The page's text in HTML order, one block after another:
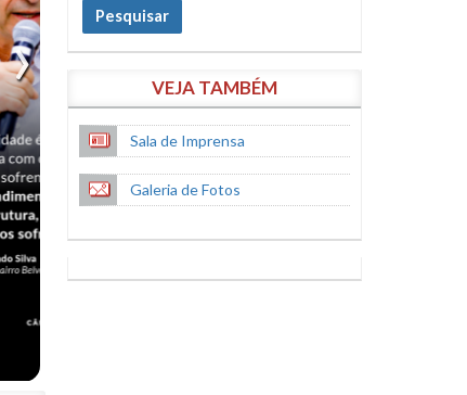
Pesquisar
VEJA TAMBÉM
Sala de Imprensa
Galeria de Fotos